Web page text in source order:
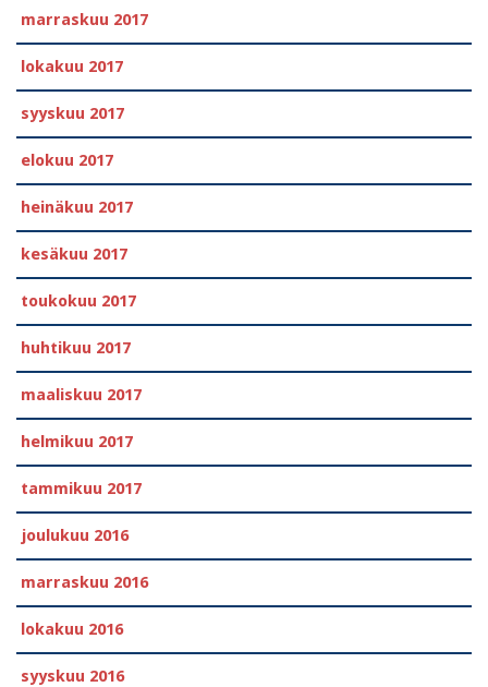
marraskuu 2017
lokakuu 2017
syyskuu 2017
elokuu 2017
heinäkuu 2017
kesäkuu 2017
toukokuu 2017
huhtikuu 2017
maaliskuu 2017
helmikuu 2017
tammikuu 2017
joulukuu 2016
marraskuu 2016
lokakuu 2016
syyskuu 2016